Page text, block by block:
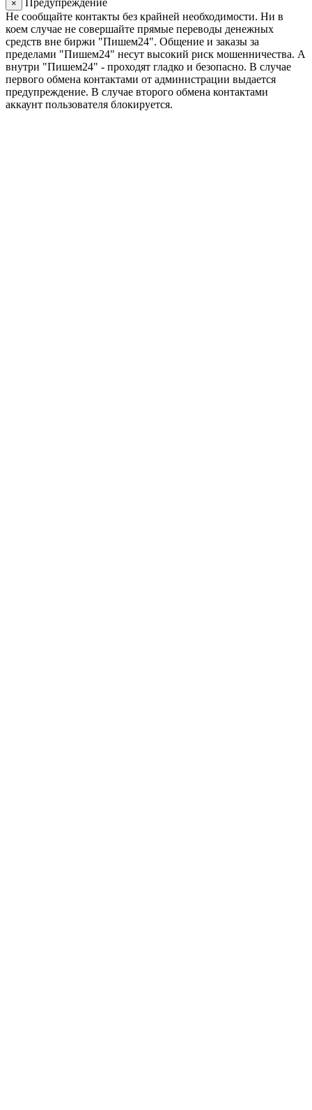
×
Предупреждение
Не сообщайте контакты без крайней необходимости. Ни в
коем случае не совершайте прямые переводы денежных
средств вне биржи "Пишем24". Общение и заказы за
пределами "Пишем24" несут высокий риск мошенничества. А
внутри "Пишем24" - проходят гладко и безопасно. В случае
первого обмена контактами от администрации выдается
предупреждение. В случае второго обмена контактами
аккаунт пользователя блокируется.